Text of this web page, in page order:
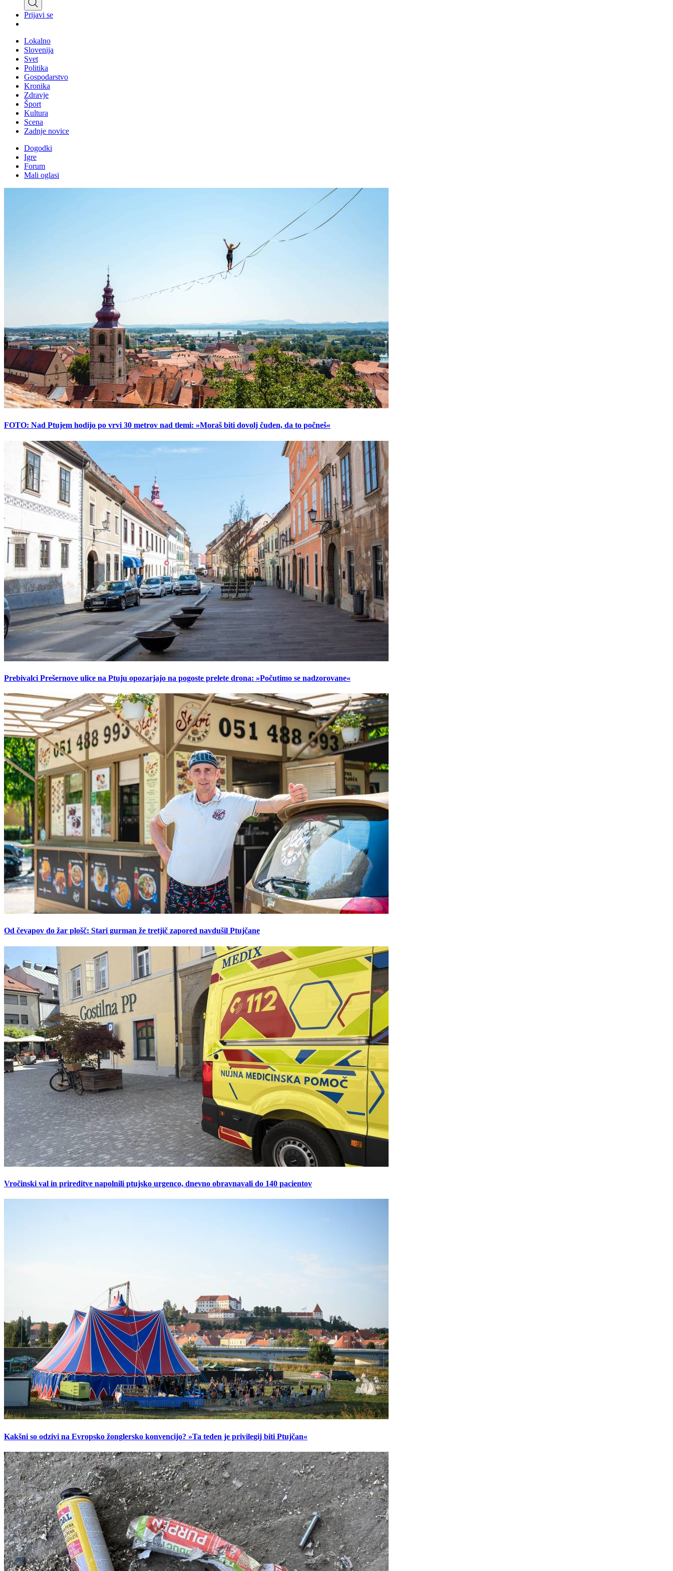
Prijavi se
Lokalno
Slovenija
Svet
Politika
Gospodarstvo
Kronika
Zdravje
Šport
Kultura
Scena
Zadnje novice
Dogodki
Igre
Forum
Mali oglasi
FOTO: Nad Ptujem hodijo po vrvi 30 metrov nad tlemi: »Moraš biti dovolj čuden, da to počneš«
Prebivalci Prešernove ulice na Ptuju opozarjajo na pogoste prelete drona: »Počutimo se nadzorovane«
Od čevapov do žar plošč: Stari gurman že tretjič zapored navdušil Ptujčane
Vročinski val in prireditve napolnili ptujsko urgenco, dnevno obravnavali do 140 pacientov
Kakšni so odzivi na Evropsko žonglersko konvencijo? »Ta teden je privilegij biti Ptujčan«
Prijavi se na cajtng